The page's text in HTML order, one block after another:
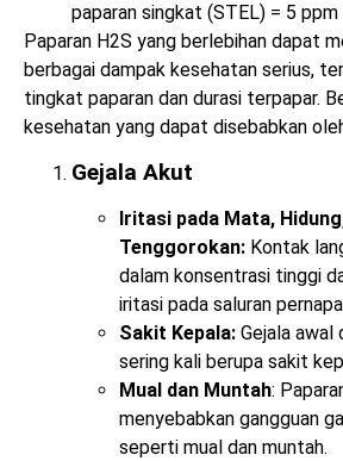
paparan singkat (STEL) = 5 ppm
Paparan H2S yang berlebihan dapat
berbagai dampak kesehatan serius,
tingkat paparan dan durasi terpapar.
kesehatan yang dapat disebabkan
Gejala Akut
Iritasi pada Mata,
Tenggorokan: Kontak
dalam konsentrasi tinggi
iritasi pada saluran
Sakit Kepala: Gejala awal
sering kali berupa sakit
Mual dan Muntah:
menyebabkan gangguan
seperti mual dan muntah.